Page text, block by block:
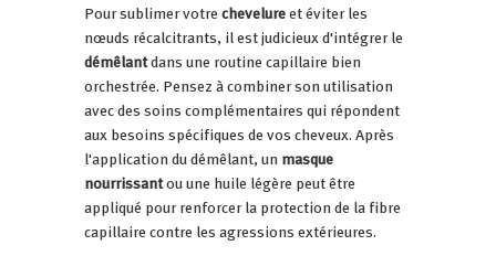
Pour sublimer votrechevelureet éviter les
nœuds récalcitrants, il est judicieux d'intégrer le
démêlantdans une routine capillaire bien
orchestrée. Pensez à combiner son utilisation
avec des soins complémentaires qui répondent
aux besoins spécifiques de vos cheveux. Après
l'application du démêlant, unmasque
nourrissantou une huile légère peut être
appliqué pour renforcer la protection de la fibre
capillaire contre les agressions extérieures.